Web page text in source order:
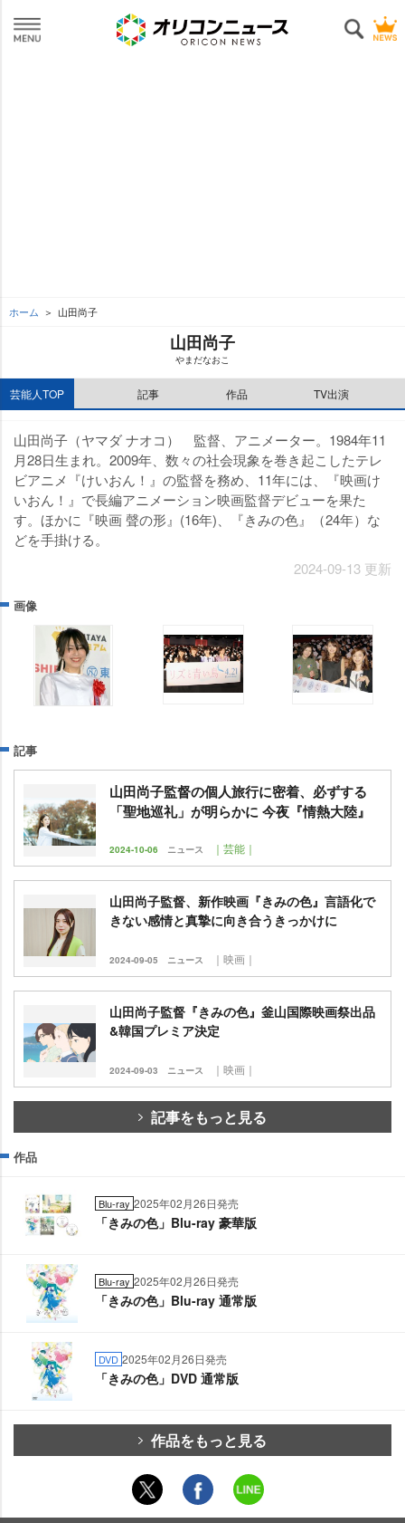
ホーム 山田尚子
山田尚子
まだなおこ
芸能人TOP 記事 作品 TV出演
山田尚子（ヤマダ ナオコ） 監督、アニメーター。1984年11
月28日生まれ。2009年、数々の社会現象を巻き起こしたテレ
ビアニメ『けいおん！』の監督を務め、11年には、『映画け
いおん！』で長編アニメーション映画監督デビューを果た
す。ほかに『映画 聲の形』(16年)、『きみの色』（24年）な
どを手掛ける。
2024-09-13 更新
画像
記事
山田尚子監督の個人旅行に密着、必ずする
「聖地巡礼」が明らかに 今夜『情熱大陸』
2024-10-06 ニュース ｜芸能｜
山田尚子監督、新作映画『きみの色』言語化で
きない感情と真摯に向き合うきっかけに
2024-09-05 ニュース ｜映画｜
山田尚子監督『きみの色』釜山国際映画祭出品
&韓国プレミア決定
2024-09-03 ニュース ｜映画｜
記事をもっと見る
作品
Blu-ray 2025年02月26日発売
「きみの色」Blu-ray 豪華版
Blu-ray 2025年02月26日発売
「きみの色」Blu-ray 通常版
DVD 2025年02月26日発売
「きみの色」DVD 通常版
作品をもっと見る